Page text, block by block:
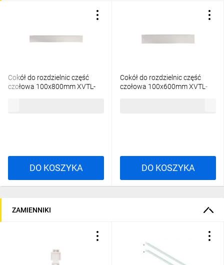
Cokół do rozdzielnic część
czołowa 100x800mm XVTL-
DO KOSZYKA
Cokół do rozdzielnic część
czołowa 100x600mm XVTL-
DO KOSZYKA
ZAMIENNIKI